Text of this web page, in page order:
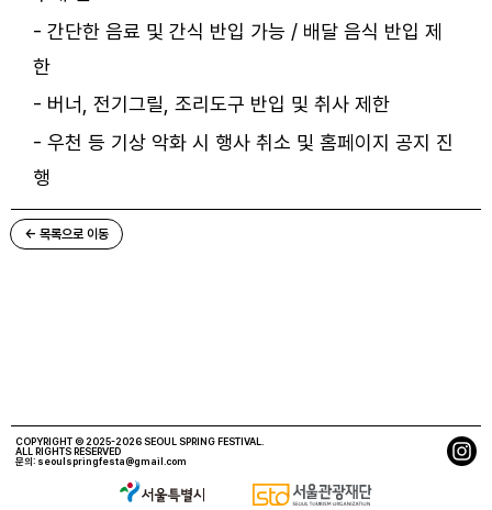
- 간단한 음료 및 간식 반입 가능 / 배달 음식 반입 제
한
- 버너, 전기그릴, 조리도구 반입 및 취사 제한
- 우천 등 기상 악화 시 행사 취소 및 홈페이지 공지 진
행
← 목록으로 이동
COPYRIGHT © 2025-2026 SEOUL SPRING FESTIVAL.
ALL RIGHTS RESERVED
문의: seoulspringfesta@gmail.com